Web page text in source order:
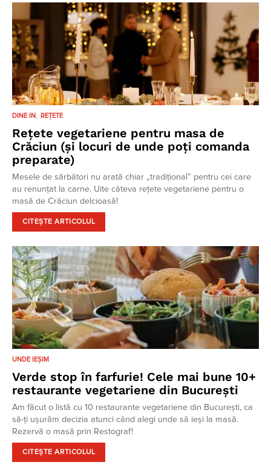
DINE IN REȚETE
Rețete vegetariene pentru masa de
Crăciun (și locuri de unde poți comanda
preparate)
Mesele de sărbători nu arată chiar „tradițional” pentru cei care
au renunțat la carne. Uite câteva rețete vegetariene pentru o
masă de Crăciun delcioasă!
CITEȘTE ARTICOLUL
UNDE IEȘIM
Verde stop în farfurie! Cele mai bune 10+
restaurante vegetariene din București
Am făcut o listă cu 10 restaurante vegetariene din București, ca
să-ți ușurăm decizia atunci când alegi unde să ieși la masă.
Rezervă o masă prin Restograf!
CITEȘTE ARTICOLUL